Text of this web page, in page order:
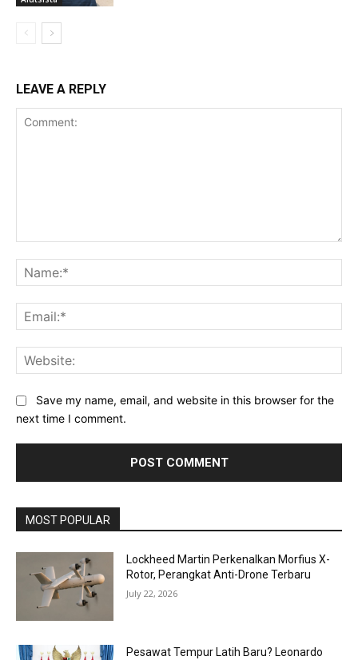
LEAVE A REPLY
Save my name, email, and website in this browser for the
next time I comment.
MOST POPULAR
Lockheed Martin Perkenalkan Morfius X-
Rotor, Perangkat Anti-Drone Terbaru
July 22, 2026
Pesawat Tempur Latih Baru? Leonardo